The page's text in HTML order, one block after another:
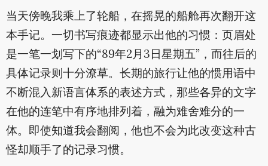
当天傍晚我乘上了轮船，在摇晃的船舱再次翻开这
本手记。一切书写痕迹都显示出他的习惯：页眉处
是一笔一划写下的“89年2月3日星期五”，而往后的
具体记录则十分潦草。长期的旅行让他的惯用语中
不断混入新语言体系的表述方式，那些各异的文字
在他的连笔中有序地排列着，融为难舍难分的一
体。即使知道我会翻阅，他也不会为此改变这种古
怪却顺手了的记录习惯。